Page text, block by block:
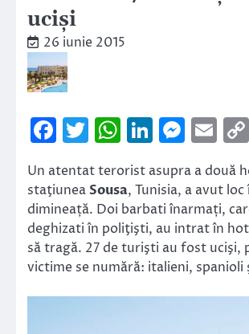
uciși
26 iunie 2015
Facebook
Twitter
WhatsApp
LinkedIn
Un atentat terorist asupra a două
staţiuneaSousa, Tunisia, a avut loc
dimineață. Doi barbati înarmați,
deghizati în poliţişti, au intrat în
să tragă. 27 de turişti au fost ucişi,
victime se numără: italieni, spanioli